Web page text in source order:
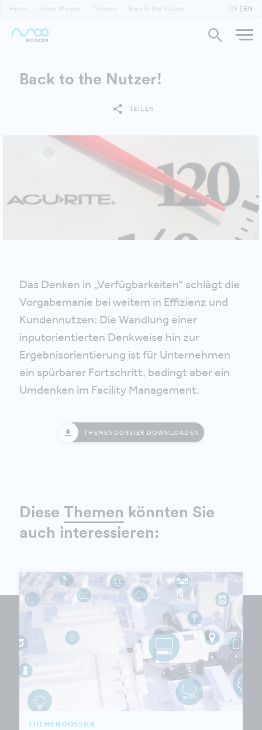
Home Unser Wissen Themen Back to the Nutzer! DE EN
Back to the Nutzer!
TEILEN
Das Denken in „Verfügbarkeiten“ schlägt die
Vorgabemanie bei weitem in Effizienz und
Kundennutzen: Die Wandlung einer
inputorientierten Denkweise hin zur
Ergebnisorientierung ist für Unternehmen
ein spürbarer Fortschritt, bedingt aber ein
Umdenken im Facility Management.
THEMENDOSSIER DOWNLOADEN
Diese Themen könnten Sie
auch interessieren:
THEMENDOSSIER